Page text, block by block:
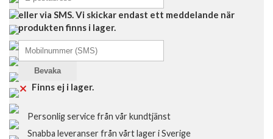
eller via SMS. Vi skickar endast ett meddelande när
produkten finns i lager.
Bevaka
Finns ej i lager.
Personlig service från vår kundtjänst
Snabba leveranser från vårt lager i Sverige